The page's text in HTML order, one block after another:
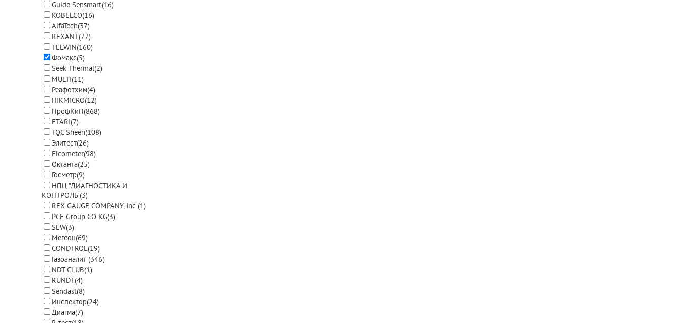
Guide Sensmart(16)
KOBELCO(16)
AlfaTech(37)
REXANT(77)
TELWIN(160)
Фомакс(5)
Seek Thermal(2)
MULTI(11)
Реафотхим(4)
HIKMICRO(12)
ПрофКиП(868)
ETARI(7)
TQC Sheen(108)
Элитест(26)
Elcometer(98)
Октанта(25)
Госметр(9)
НПЦ "ДИАГНОСТИКА И
КОНТРОЛЬ"(3)
REX GAUGE COMPANY, Inc.(1)
PCE Group CO KG(3)
SEW(3)
Мегеон(69)
CONDTROL(19)
Газоаналит (346)
NDT CLUB(1)
RUNDT(4)
Sendast(8)
Инспектор(24)
Диагма(7)